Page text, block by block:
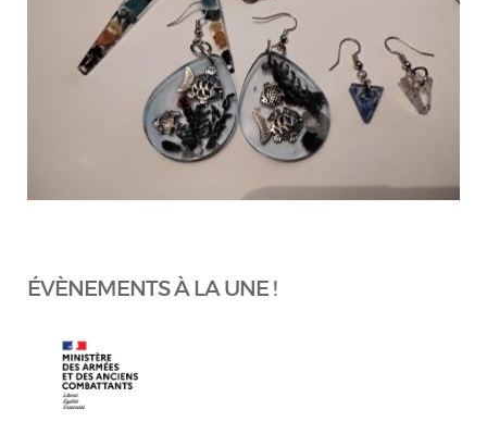
ÉVÈNEMENTS À LA UNE !